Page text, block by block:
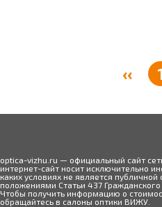
‹‹
optica-vizhu.ru — официальный сайт
интернет-сайт носит исключительно
каких условиях не является
положениями Статьи 437
Чтобы получить информацию о
обращайтесь в салоны оптики ВИЖУ.